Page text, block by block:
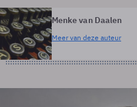
Menke van Daalen
Meer van deze auteur